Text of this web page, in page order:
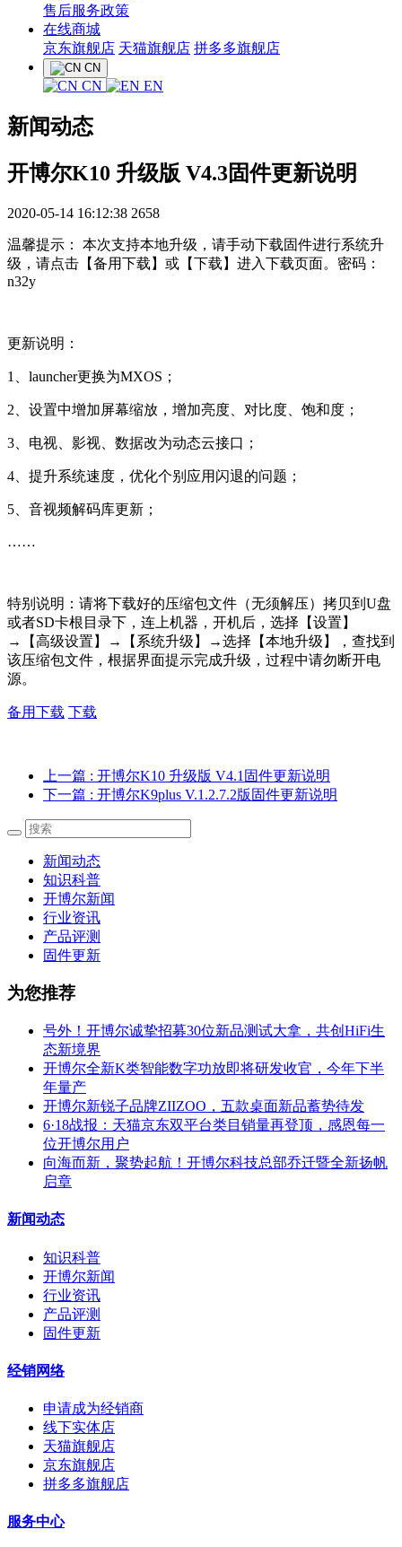
售后服务政策
在线商城
京东旗舰店 天猫旗舰店 拼多多旗舰店
CN
CN EN
新闻动态
开博尔K10 升级版 V4.3固件更新说明
2020-05-14 16:12:38 2658
温馨提示： 本次支持本地升级，请手动下载固件进行系统升
级，请点击【备用下载】或【下载】进入下载页面。密码：
n32y
更新说明：
1、launcher更换为MXOS；
2、设置中增加屏幕缩放，增加亮度、对比度、饱和度；
3、电视、影视、数据改为动态云接口；
4、提升系统速度，优化个别应用闪退的问题；
5、音视频解码库更新；
……
特别说明：请将下载好的压缩包文件（无须解压）拷贝到U盘
或者SD卡根目录下，连上机器，开机后，选择【设置】
→【高级设置】→【系统升级】→选择【本地升级】，查找到
该压缩包文件，根据界面提示完成升级，过程中请勿断开电
源。
备用下载 下载
上一篇 : 开博尔K10 升级版 V4.1固件更新说明
下一篇 : 开博尔K9plus V.1.2.7.2版固件更新说明
新闻动态
知识科普
开博尔新闻
行业资讯
产品评测
固件更新
为您推荐
号外！开博尔诚挚招募30位新品测试大拿，共创HiFi生
态新境界
开博尔全新K类智能数字功放即将研发收官，今年下半
年量产
开博尔新锐子品牌ZIIZOO，五款桌面新品蓄势待发
6·18战报：天猫京东双平台类目销量再登顶，感恩每一
位开博尔用户
向海而新，聚势起航！开博尔科技总部乔迁暨全新扬帆
启章
新闻动态
知识科普
开博尔新闻
行业资讯
产品评测
固件更新
经销网络
申请成为经销商
线下实体店
天猫旗舰店
京东旗舰店
拼多多旗舰店
服务中心